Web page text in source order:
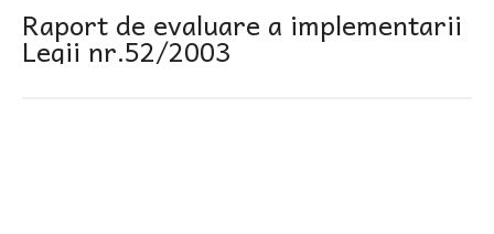
Raport de evaluare a implementarii
Legii nr.52/2003